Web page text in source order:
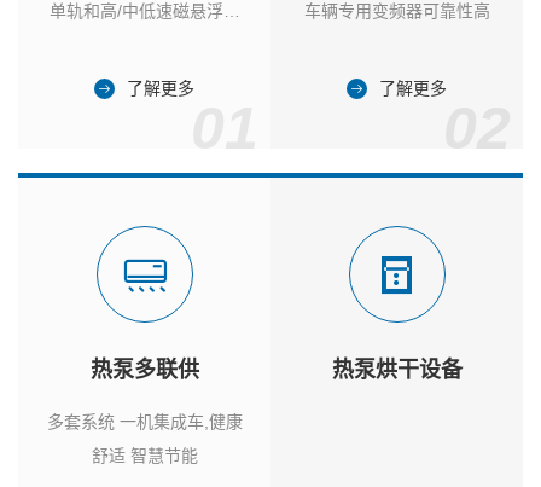
单轨和高/中低速磁悬浮列
了解更多
车辆专用变频器可靠性高
了解更多
热泵多联供
多套系统 一机集成车,健康
舒适 智慧节能
热泵烘干设备